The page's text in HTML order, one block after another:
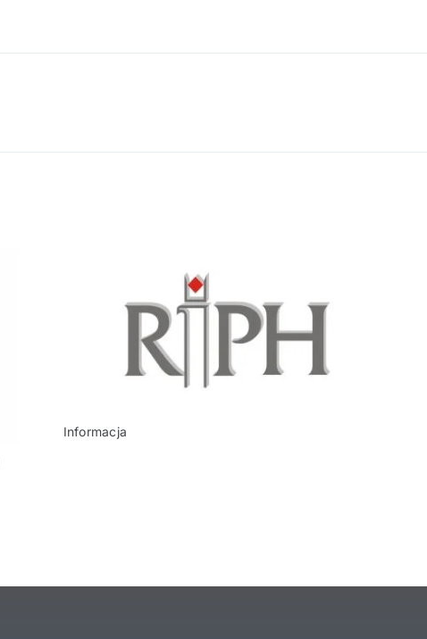
Informacja